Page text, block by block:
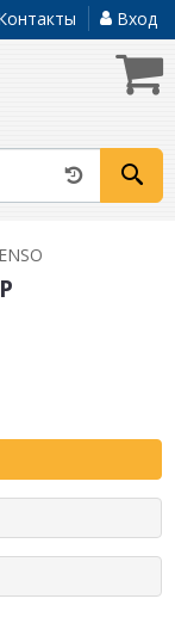
Вход